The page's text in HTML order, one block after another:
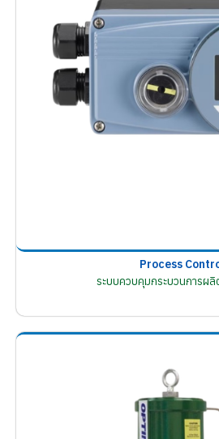
Process
ระบบควบคุมกระบวนการผลิ